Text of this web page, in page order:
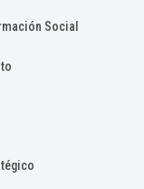
Social